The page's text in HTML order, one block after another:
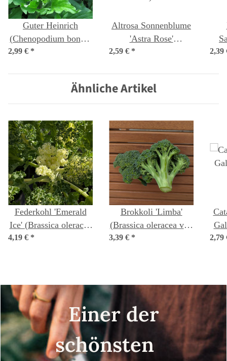
Guter Heinrich
(Chenopodium bonus-
henricus) Bio Saatgut
2,99 € *
Altrosa Sonnenblume
'Astra Rose'
(Helianthus annuus)
2,59 € * 2,39
Ähnliche Artikel
Federkohl 'Emerald
Ice' (Brassica oleracea
convar. acephala var.
4,19 € *
Brokkoli 'Limba'
(Brassica oleracea var.
italica) Bio-Saatgut
3,39 € * 2,79
Einer der
schönsten